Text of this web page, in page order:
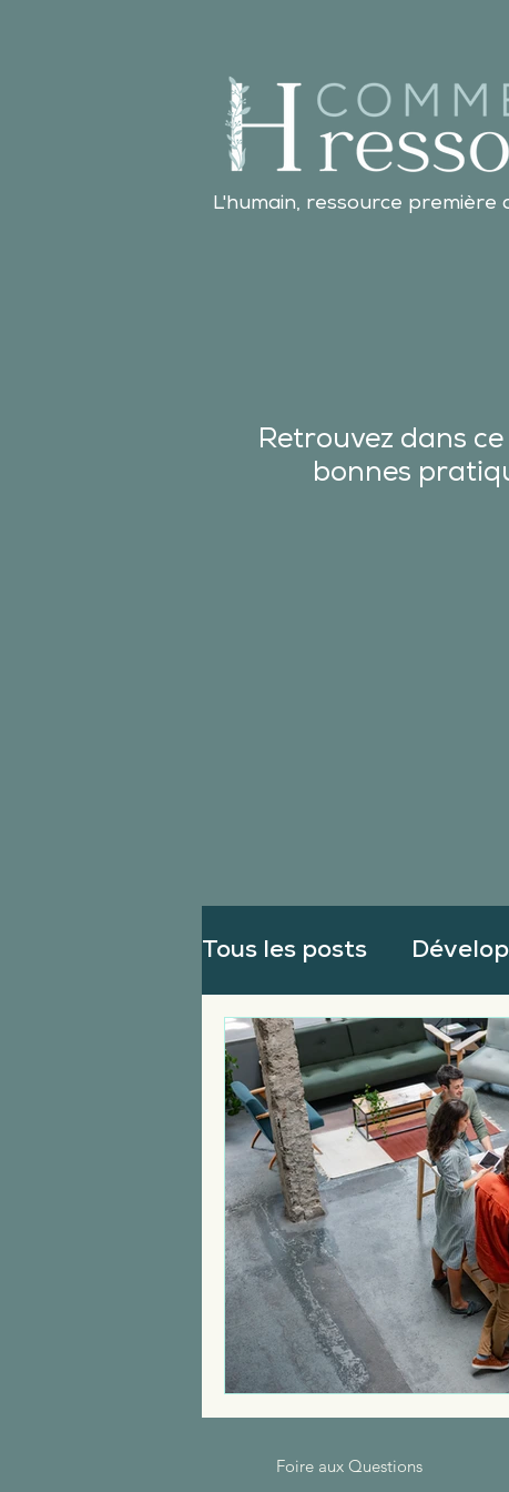
L'humain, ressource première
Retrouvez dans
bonnes
Tous les posts
Recrutement
Santé et sécurité des
Qualité de vie au
Foire aux Questions